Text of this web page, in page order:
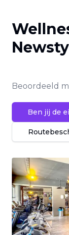
Beoordeeld
Ben jij de
Previous